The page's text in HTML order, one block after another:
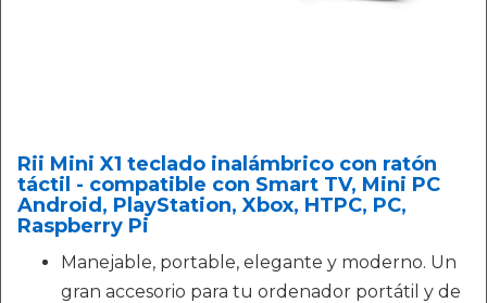
Rii Mini X1 teclado inalámbrico con ratón
táctil - compatible con Smart TV, Mini PC
Android, PlayStation, Xbox, HTPC, PC,
Raspberry Pi
Manejable, portable, elegante y moderno. Un
gran accesorio para tu ordenador portátil y de